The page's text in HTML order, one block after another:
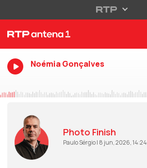
Noémia Gonçalves
Photo Finish
Paulo Sérgio | 8 jun, 2026, 14:24